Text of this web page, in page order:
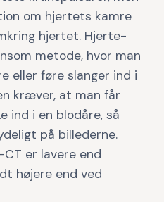
om hjertets kamre
hjertet. Hjerte-
metode, hvor man
eller føre slanger ind i
kræver, at man får
ind i en blodåre, så
på billederne.
er lavere end
højere end ved